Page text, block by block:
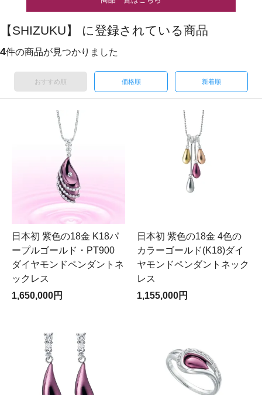
【SHIZUKU】 に登録されている商品
4件の商品が見つかりました
おすすめ順 価格順 新着順
日本初 紫色の18金 K18パ
ープルゴールド・PT900
ダイヤモンドペンダントネ
ックレス
1,650,000円
日本初 紫色の18金 4色の
カラーゴールド(K18)ダイ
ヤモンドペンダントネック
レス
1,155,000円